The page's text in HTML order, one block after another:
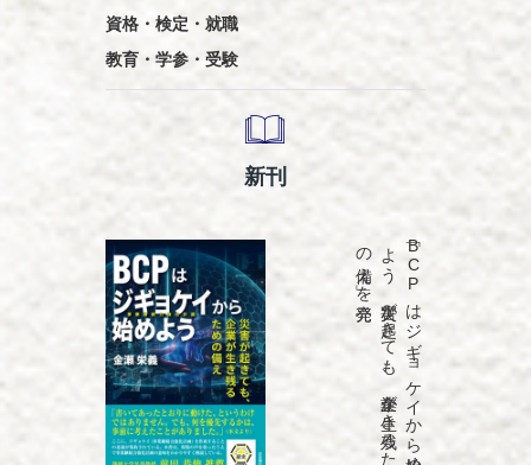
資格・検定・就職
教育・学参・受験
新刊
「B
C
P
は
ジ
ギ
ョ
ケ
イ
か
ら
始め
よ
う
災害が
起き
て
も
、
企業が
生き
残る
た
め
の
備え
」を
発売